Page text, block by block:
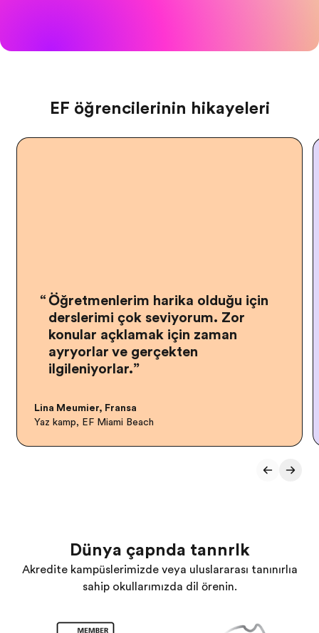
EF öğrencilerinin hikayeleri
“Öğretmenlerim harika olduğu için
derslerimi çok seviyorum. Zor
konuları açıklamak için zaman
ayırıyorlar ve gerçekten
ilgileniyorlar.”
Lina Meumier, Fransa
Yaz kampı, EF Miami Beach
Dünya çapında tanınırlık
Akredite kampüslerimizde veya uluslararası tanınırlığa
sahip okullarımızda dil öğrenin.